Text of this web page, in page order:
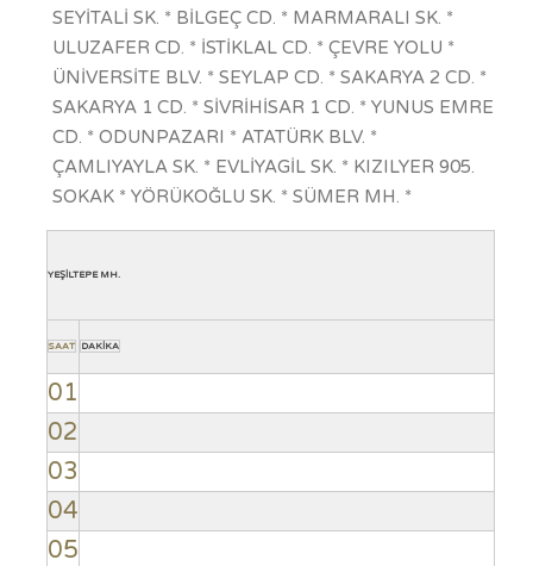
SEYİTALİ SK. * BİLGEÇ CD. * MARMARALI SK. *
ULUZAFER CD. * İSTİKLAL CD. * ÇEVRE YOLU *
ÜNİVERSİTE BLV. * SEYLAP CD. * SAKARYA 2 CD. *
SAKARYA 1 CD. * SİVRİHİSAR 1 CD. * YUNUS EMRE
CD. * ODUNPAZARI * ATATÜRK BLV. *
ÇAMLIYAYLA SK. * EVLİYAGİL SK. * KIZILYER 905.
SOKAK * YÖRÜKOĞLU SK. * SÜMER MH. *
YEŞİLTEPE MH.
SAAT DAKİKA
01
02
03
04
05